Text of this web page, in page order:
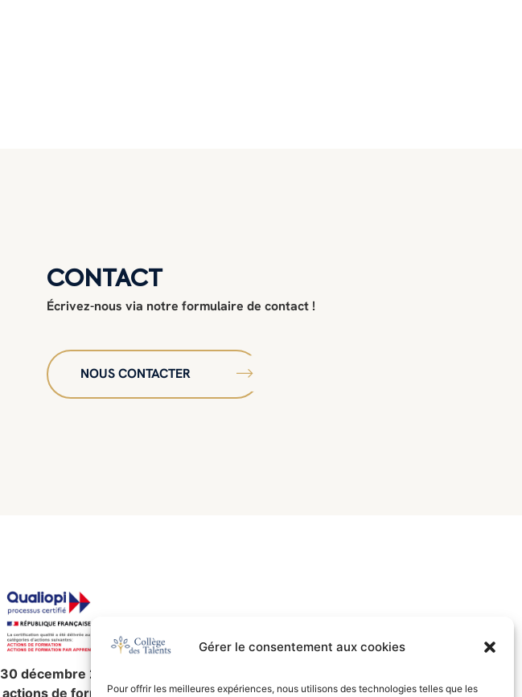
Gérer le consentement aux cookies
Pour offrir les meilleures expériences, nous utilisons des technologies telles que les
CONTACT
Écrivez-nous via notre formulaire de contact !
NOUS CONTACTER
30 décembre 2027
actions de formation,validation des acquis de l’expérienceetformation